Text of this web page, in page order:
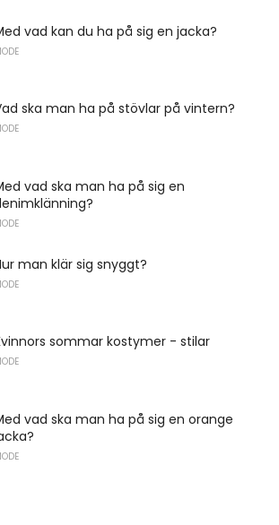
vad kan du ha på sig en jacka?
ska man ha på stövlar på vintern?
vad ska man ha på sig en
man klär sig snyggt?
sommar kostymer - stilar
vad ska man ha på sig en orange